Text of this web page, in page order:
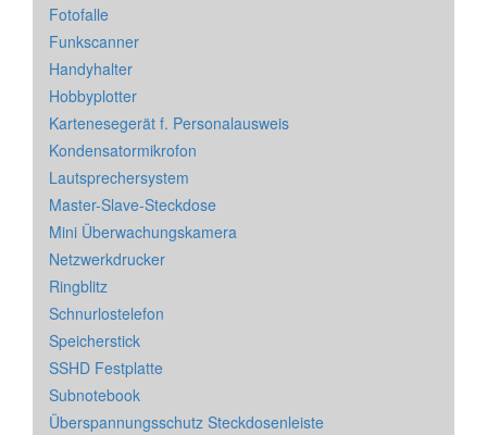
Fotofalle
Funkscanner
Handyhalter
Hobbyplotter
Kartenesegerät f. Personalausweis
Kondensatormikrofon
Lautsprechersystem
Master-Slave-Steckdose
Mini Überwachungskamera
Netzwerkdrucker
Ringblitz
Schnurlostelefon
Speicherstick
SSHD Festplatte
Subnotebook
Überspannungsschutz Steckdosenleiste